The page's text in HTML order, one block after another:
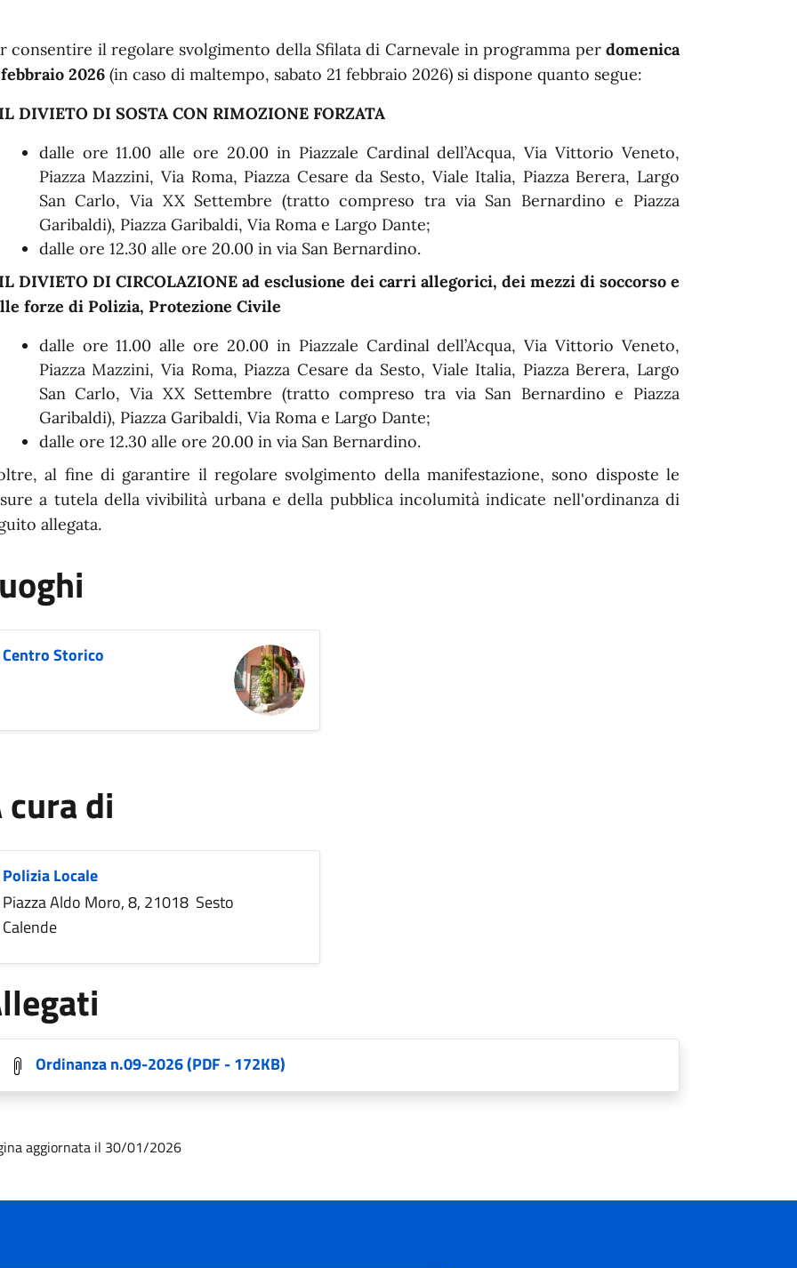
dettaglio
consentire il regolare svolgimento della Sfilata di Carnevale in programma per domenica
febbraio 2026 (in caso di maltempo, sabato 21 febbraio 2026) si dispone quanto segue:
DIVIETO DI SOSTA CON RIMOZIONE FORZATA
dalle ore 11.00 alle ore 20.00 in Piazzale Cardinal dell’Acqua, Via Vittorio Veneto,
Piazza Mazzini, Via Roma, Piazza Cesare da Sesto, Viale Italia, Piazza Berera, Largo
San Carlo, Via XX Settembre (tratto compreso tra via San Bernardino e Piazza
Garibaldi), Piazza Garibaldi, Via Roma e Largo Dante;
dalle ore 12.30 alle ore 20.00 in via San Bernardino.
DIVIETO DI CIRCOLAZIONE ad esclusione dei carri allegorici, dei mezzi di soccorso e
forze di Polizia, Protezione Civile
dalle ore 11.00 alle ore 20.00 in Piazzale Cardinal dell’Acqua, Via Vittorio Veneto,
Piazza Mazzini, Via Roma, Piazza Cesare da Sesto, Viale Italia, Piazza Berera, Largo
San Carlo, Via XX Settembre (tratto compreso tra via San Bernardino e Piazza
Garibaldi), Piazza Garibaldi, Via Roma e Largo Dante;
dalle ore 12.30 alle ore 20.00 in via San Bernardino.
al fine di garantire il regolare svolgimento della manifestazione, sono disposte le
a tutela della vivibilità urbana e della pubblica incolumità indicate nell'ordinanza di
allegata.
Centro Storico
cura di
Polizia Locale
Piazza Aldo Moro, 8, 21018 Sesto
Calende
Ordinanza n.09-2026(PDF - 172KB)
aggiornata il 30/01/2026